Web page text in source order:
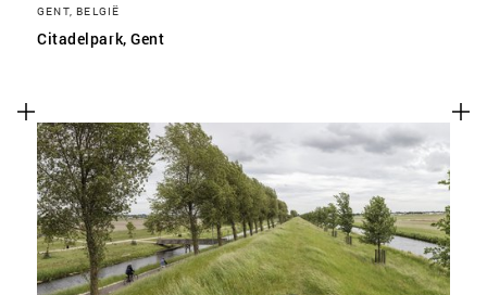
GENT, BELGIË
Citadelpark, Gent